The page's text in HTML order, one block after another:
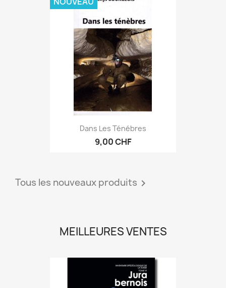
Dans Les Ténébres
9,00 CHF
Tous les nouveaux produits 
MEILLEURES VENTES